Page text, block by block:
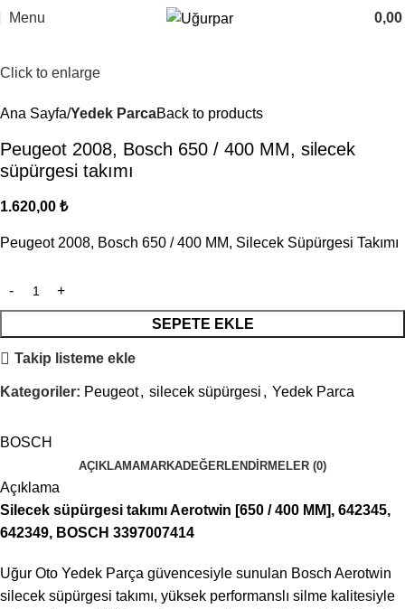
Menu 0,00
Click to enlarge
Ana Sayfa Yedek ParcaBack to products
Peugeot 2008, Bosch 650 / 400 MM, silecek
süpürgesi takımı
1.620,00 ₺
Peugeot 2008, Bosch 650 / 400 MM, Silecek Süpürgesi Takımı
SEPETE EKLE
Takip listeme ekle
Kategoriler: Peugeot, silecek süpürgesi , Yedek Parca
BOSCH
AÇIKLAMAMARKADEĞERLENDIRMELER (0)
Açıklama
Silecek süpürgesi takımı Aerotwin [650 / 400 MM], 642345,
642349, BOSCH 3397007414
Uğur Oto Yedek Parça güvencesiyle sunulan Bosch Aerotwin
silecek süpürgesi takımı, yüksek performanslı silme kalitesiyle